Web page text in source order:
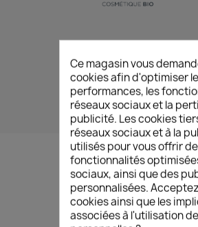
L’ACTUALITÉ
Ce magasin vous
cookies afin d'optimiser
performances, les
réseaux sociaux et la
publicité. Les cookies
réseaux sociaux et à la
utilisés pour vous offrir
fonctionnalités
sociaux, ainsi que des
personnalisées.
cookies ainsi que les
associées à l'utilisation